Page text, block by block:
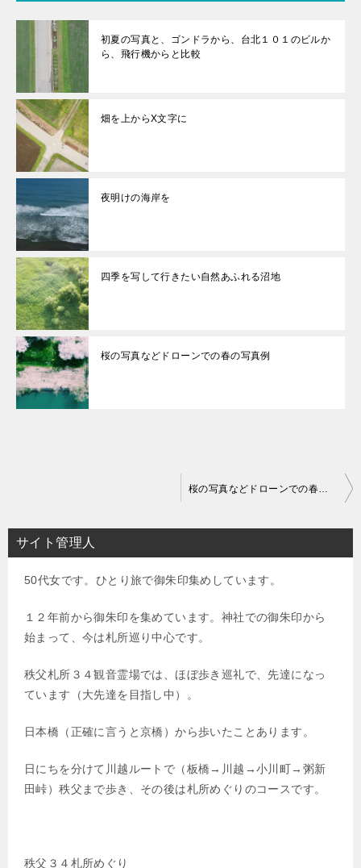
初夏の写真と、ゴンドラから、台北１０１のビルか
ら、飛行機からと比較
畑を上からX文字に
夜明けの海岸を
四季を写して行きたい自然あふれる沼地
桜の写真などドローンでの春の写真例
ナ
桜の写真などドローンでの春の写真例
サイト管理人
50代女です。ひとり旅で御朱印集めしています。
１２年前から御朱印を集めています。神社での御朱印から
始まって、今は札所巡り中心です。
秩父札所３４観音霊場では、ほぼ歩き巡礼で、先達になっ
ています（大先達を目指し中）。
日本橋（正確に言うと京橋）から歩いたことあります。
日にちを分けて川越ルートで（板橋→川越→小川町→粥新
田峠）秩父まで歩き、その後は札所めぐりのコースです。
秩父３４札所めぐり